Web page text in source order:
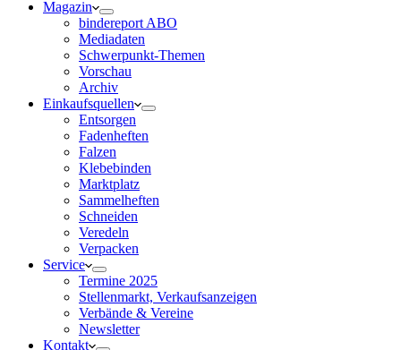
Magazin
bindereport ABO
Mediadaten
Schwerpunkt-Themen
Vorschau
Archiv
Einkaufsquellen
Entsorgen
Fadenheften
Falzen
Klebebinden
Marktplatz
Sammelheften
Schneiden
Veredeln
Verpacken
Service
Termine 2025
Stellenmarkt, Verkaufsanzeigen
Verbände & Vereine
Newsletter
Kontakt